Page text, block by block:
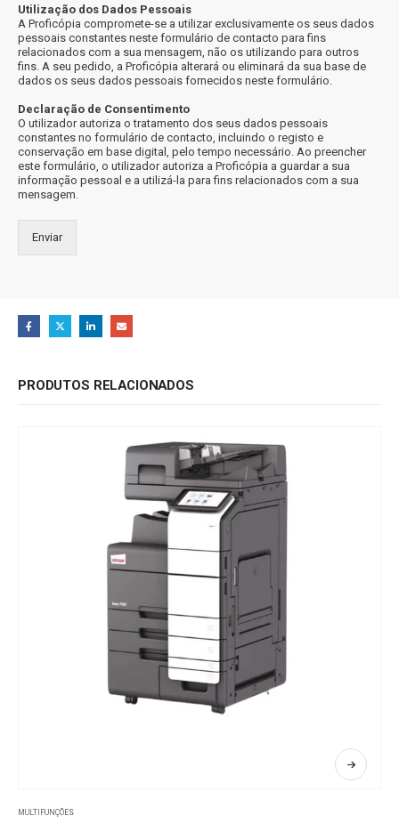
Utilização dos Dados Pessoais
A Proficópia compromete-se a utilizar exclusivamente os seus dados
pessoais constantes neste formulário de contacto para fins
relacionados com a sua mensagem, não os utilizando para outros
fins. A seu pedido, a Proficópia alterará ou eliminará da sua base de
dados os seus dados pessoais fornecidos neste formulário.
Declaração de Consentimento
O utilizador autoriza o tratamento dos seus dados pessoais
constantes no formulário de contacto, incluindo o registo e
conservação em base digital, pelo tempo necessário. Ao preencher
este formulário, o utilizador autoriza a Proficópia a guardar a sua
informação pessoal e a utilizá-la para fins relacionados com a sua
mensagem.
Enviar
PRODUTOS RELACIONADOS
MULTIFUNÇÕES